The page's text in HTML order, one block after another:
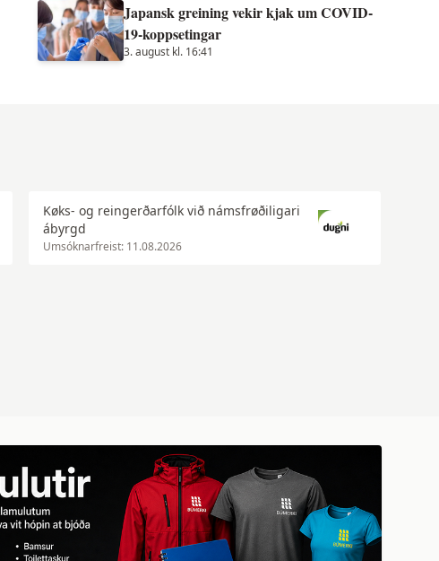
Japansk greining vekir kjak um COVID-
19-koppsetingar
3. august kl. 16:41
Køks- og reingerðarfólk við námsfrøðiligari
ábyrgd
Umsóknarfreist: 11.08.2026